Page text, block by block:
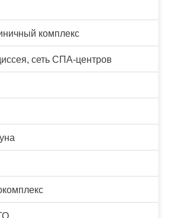
комплекс
сеть СПА-центров